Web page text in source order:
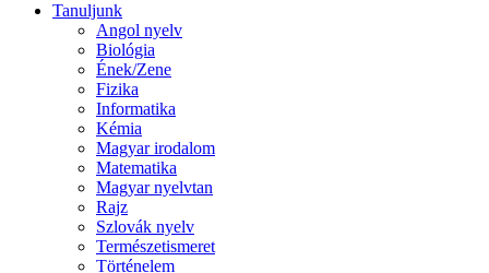
Tanuljunk
Angol nyelv
Biológia
Ének/Zene
Fizika
Informatika
Kémia
Magyar irodalom
Matematika
Magyar nyelvtan
Rajz
Szlovák nyelv
Természetismeret
Történelem